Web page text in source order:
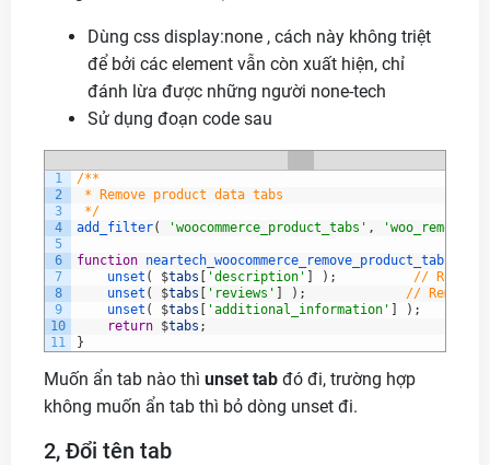
Dùng css display:none , cách này không triệt
để bởi các element vẫn còn xuất hiện, chỉ
đánh lừa được những người none-tech
Sử dụng đoạn code sau
1
2
3
4
5
6
7
8
9
10
11
/**
* Remove product data tabs
*/
add_filter( 'woocommerce_product_tabs' ,
function neartech_woocommerce_remove_product_tabs
unset ( $tabs 'description' ) ;
//
unset ( $tabs 'reviews' ) ;
// Remove
unset ( $tabs 'additional_information' ) ;
return $tabs ;
}
Muốn ẩn tab nào thì unset tab đó đi, trường hợp
không muốn ẩn tab thì bỏ dòng unset đi.
2, Đổi tên tab